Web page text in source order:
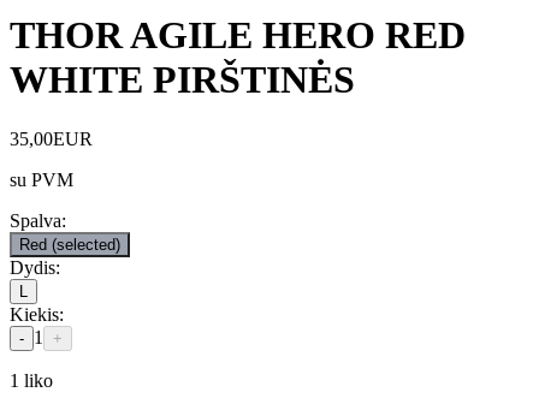
THOR AGILE HERO RED
WHITE PIRŠTINĖS
35,00EUR
su PVM
Spalva:
Red (selected)
Dydis:
Kiekis:
- 1 +
1 liko